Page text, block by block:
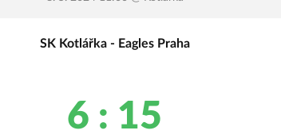
SK Kotlářka - Eagles Praha
6 : 15